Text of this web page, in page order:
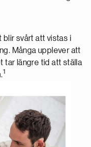
blir svårt att vistas i
Många upplever att
tar längre tid att ställa
1